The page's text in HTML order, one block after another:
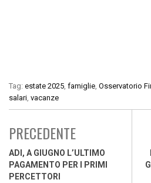
Tag: estate 2025, famiglie, Osservatorio
salari, vacanze
PRECEDENTE
ADI, A GIUGNO L’ULTIMO
PAGAMENTO PER I PRIMI
PERCETTORI